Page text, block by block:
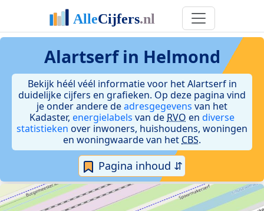
Alartserf in Helmond
Bekijk héél véél informatie voor het Alartserf in
duidelijke cijfers en grafieken. Op deze pagina vind
je onder andere deadresgegevens van het
Kadaster, energielabels van de RVO en diverse
statistieken over inwoners, huishoudens, woningen
en woningwaarde van het CBS.
Pagina inhoud ⇵